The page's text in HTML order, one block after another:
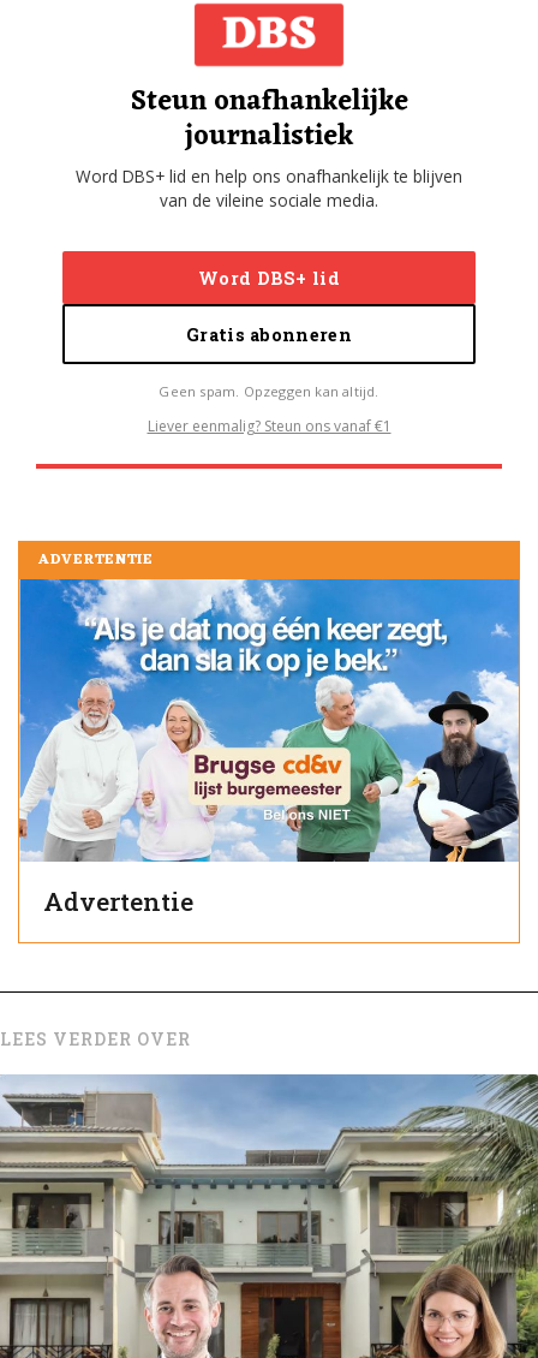
Steun onafhankelijke
journalistiek
Word DBS+ lid en help ons onafhankelijk te blijven
van de vileine sociale media.
Word DBS+ lid
Gratis abonneren
Geen spam. Opzeggen kan altijd.
Liever eenmalig? Steun ons vanaf €1
ADVERTENTIE
Advertentie
LEES VERDER OVER